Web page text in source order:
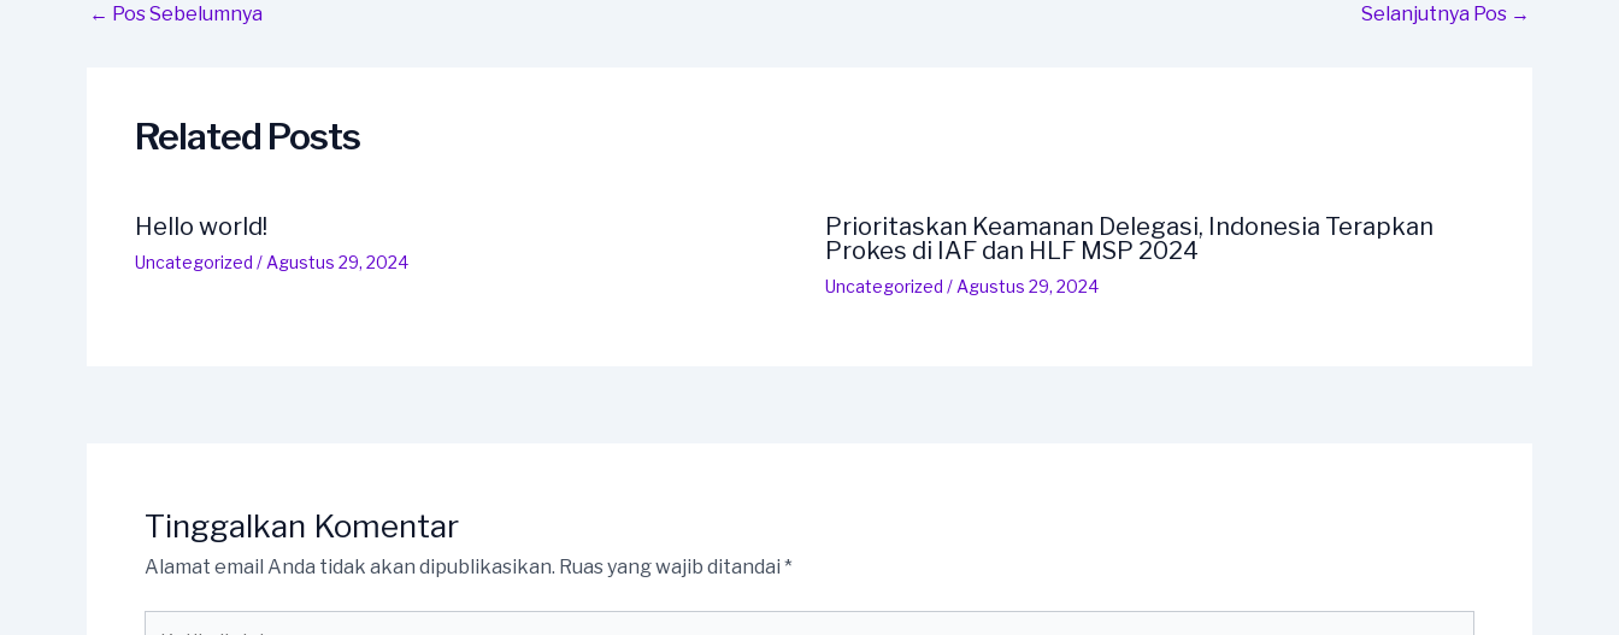
Post
← Pos Sebelumnya Selanjutnya Pos →
Related Posts
Hello world!
Uncategorized / Agustus 29, 2024
Prioritaskan Keamanan Delegasi, Indonesia Terapkan
Prokes di IAF dan HLF MSP 2024
Uncategorized / Agustus 29, 2024
Tinggalkan Komentar
Alamat email Anda tidak akan dipublikasikan. Ruas yang wajib ditandai *